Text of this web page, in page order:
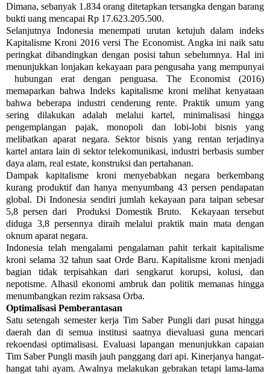
Dimana, sebanyak 1.834 orang ditetapkan tersangka dengan barang
bukti uang mencapai Rp 17.623.205.500.
Selanjutnya Indonesia menempati urutan ketujuh dalam indeks
Kapitalisme Kroni 2016 versi The Economist. Angka ini naik satu
peringkat dibandingkan dengan posisi tahun sebelumnya. Hal ini
menunjukkan lonjakan kekayaan para pengusaha yang mempunyai
hubungan erat dengan penguasa. The Economist (2016)
memaparkan bahwa Indeks kapitalisme kroni melihat kenyataan
bahwa beberapa industri cenderung rente. Praktik umum yang
sering dilakukan adalah melalui kartel, minimalisasi hingga
pengemplangan pajak, monopoli dan lobi-lobi bisnis yang
melibatkan aparat negara. Sektor bisnis yang rentan terjadinya
kartel antara lain di sektor telekomunikasi, industri berbasis sumber
daya alam, real estate, konstruksi dan pertahanan.
Dampak kapitalisme kroni menyebabkan negara berkembang
kurang produktif dan hanya menyumbang 43 persen pendapatan
global. Di Indonesia sendiri jumlah kekayaan para taipan sebesar
5,8 persen dari Produksi Domestik Bruto. Kekayaan tersebut
diduga 3,8 persennya diraih melalui praktik main mata dengan
oknum aparat negara.
Indonesia telah mengalami pengalaman pahit terkait kapitalisme
kroni selama 32 tahun saat Orde Baru. Kapitalisme kroni menjadi
bagian tidak terpisahkan dari sengkarut korupsi, kolusi, dan
nepotisme. Alhasil ekonomi ambruk dan politik memanas hingga
menumbangkan rezim raksasa Orba.
Optimalisasi Pemberantasan
Satu setengah semester kerja Tim Saber Pungli dari pusat hingga
daerah dan di semua institusi saatnya dievaluasi guna mencari
rekoendasi optimalisasi. Evaluasi lapangan menunjukkan capaian
Tim Saber Pungli masih jauh panggang dari api. Kinerjanya hangat-
hangat tahi ayam. Awalnya melakukan gebrakan tetapi lama-lama